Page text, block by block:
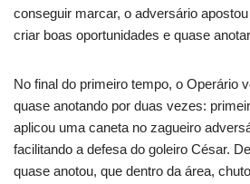
conseguir marcar, o adversário
criar boas oportunidades e quase
No final do primeiro tempo, o Operário
quase anotando por duas vezes:
aplicou uma caneta no zagueiro
facilitando a defesa do goleiro César.
quase anotou, que dentro da área,